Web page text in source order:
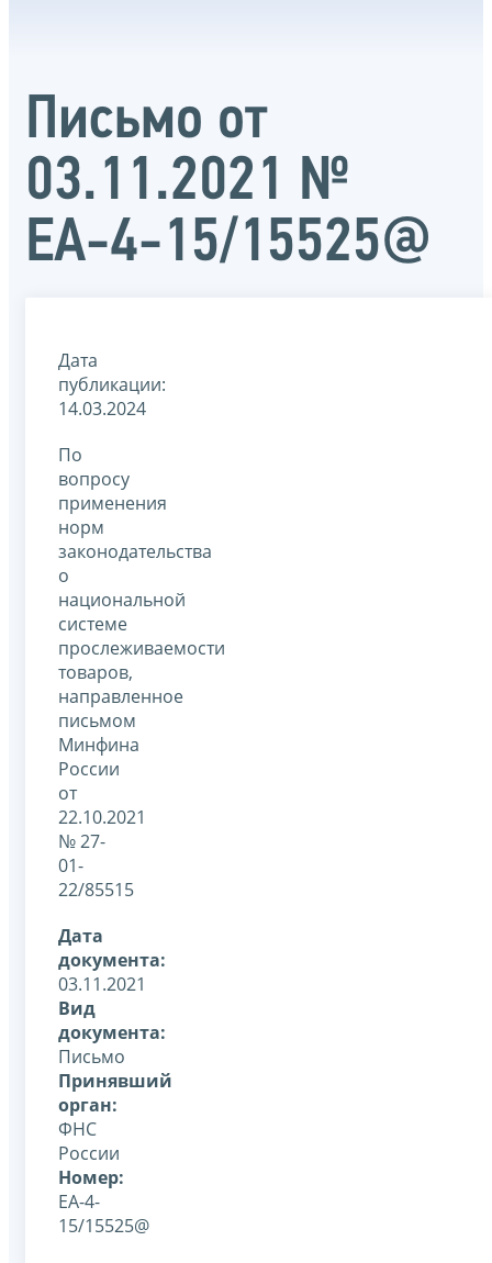
Письмо от
03.11.2021 №
ЕА-4-15/15525@
Дата
публикации:
14.03.2024
По
вопросу
применения
норм
законодательства
о
национальной
системе
прослеживаемости
товаров,
направленное
письмом
Минфина
России
от
22.10.2021
№ 27-
01-
22/85515
Дата
документа:
03.11.2021
Вид
документа:
Письмо
Принявший
орган:
ФНС
России
Номер:
ЕА-4-
15/15525@